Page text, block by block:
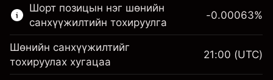
CFD-үүд
Шорт позицын нэг шөнийн
санхүүжилтийн тохируулга
-0.00063%
Шөнийн санхүүжилтийг
тохируулах хугацаа
21:00 (UTC)